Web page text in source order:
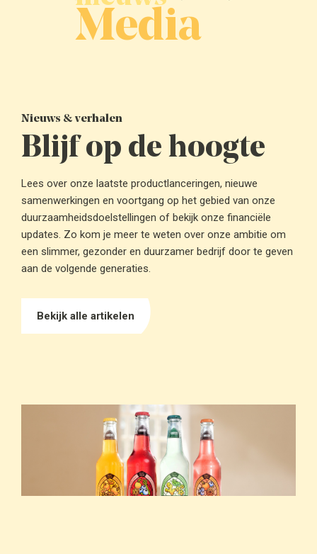
Media
Nieuws & verhalen
Blijf op de hoogte
Lees over onze laatste productlanceringen, nieuwe
samenwerkingen en voortgang op het gebied van onze
duurzaamheidsdoelstellingen of bekijk onze financiële
updates. Zo kom je meer te weten over onze ambitie om
een slimmer, gezonder en duurzamer bedrijf door te geven
aan de volgende generaties.
Bekijk alle artikelen